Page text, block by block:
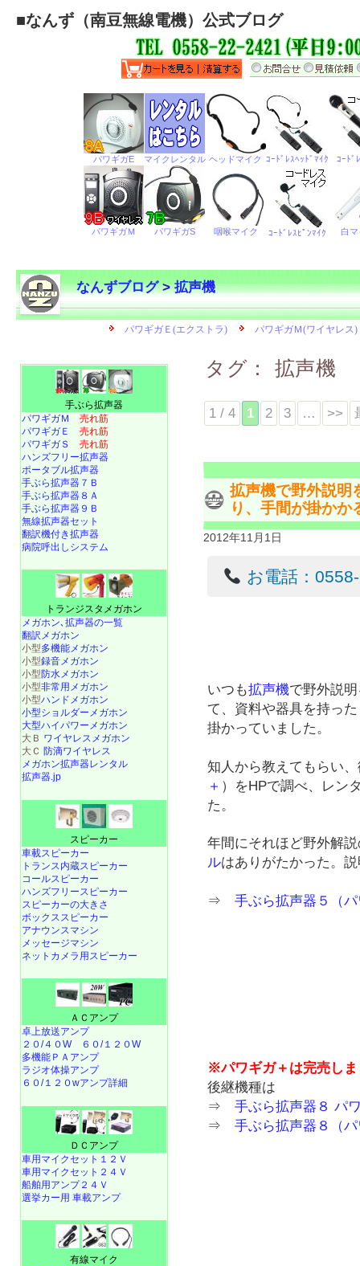
■なんず（南豆無線電機）公式ブログ
なんずブログ>拡声機
タグ： 拡声機
1 / 4 1 2 3 … >>
拡声機で野外説明
り、手間が掛かか
2012年11月1日
お電話：
いつも拡声機で野外説
て、資料や器具を持っ
掛かっていました。
知人から教えてもらい
＋ ）をHPで調べ、レン
た。
年間にそれほど野外解
ルはありがたかった。
⇒手ぶら拡声器５（
※パワギガ＋は完売しま
後継機種は
⇒手ぶら拡声器８ パ
⇒手ぶら拡声器８（
手ぶら拡声器
パワギガＭ 売れ筋
パワギガＥ 売れ筋
パワギガＳ 売れ筋
ハンズフリー拡声器
ポータブル拡声器
手ぶら拡声器７Ｂ
手ぶら拡声器８Ａ
手ぶら拡声器９Ｂ
無線拡声器セット
翻訳機付き拡声器
病院呼出しシステム
トランジスタメガホン
メガホン､拡声器の一覧
翻訳メガホン
小型多機能メガホン
小型録音メガホン
小型防水メガホン
小型非常用メガホン
小型ハンドメガホン
小型ショルダーメガホン
大型ハイパワーメガホン
大Ｂ ワイヤレスメガホン
大Ｃ 防滴ワイヤレス
メガホン拡声器レンタル
拡声器.jp
スピーカー
車載スピーカー
トランス内蔵スピーカー
コールスピーカー
ハンズフリースピーカー
スピーカーの大きさ
ボックススピーカー
アナウンスマシン
メッセージマシン
ネットカメラ用スピーカー
ＡＣアンプ
卓上放送アンプ
２０/４０W
６０/１２０W
多機能ＰＡアンプ
ラジオ体操アンプ
６０/１２０wアンプ詳細
ＤＣアンプ
車用マイクセット１２Ｖ
車用マイクセット２４Ｖ
船舶用アンプ２４Ｖ
選挙カー用 車載アンプ
有線マイク